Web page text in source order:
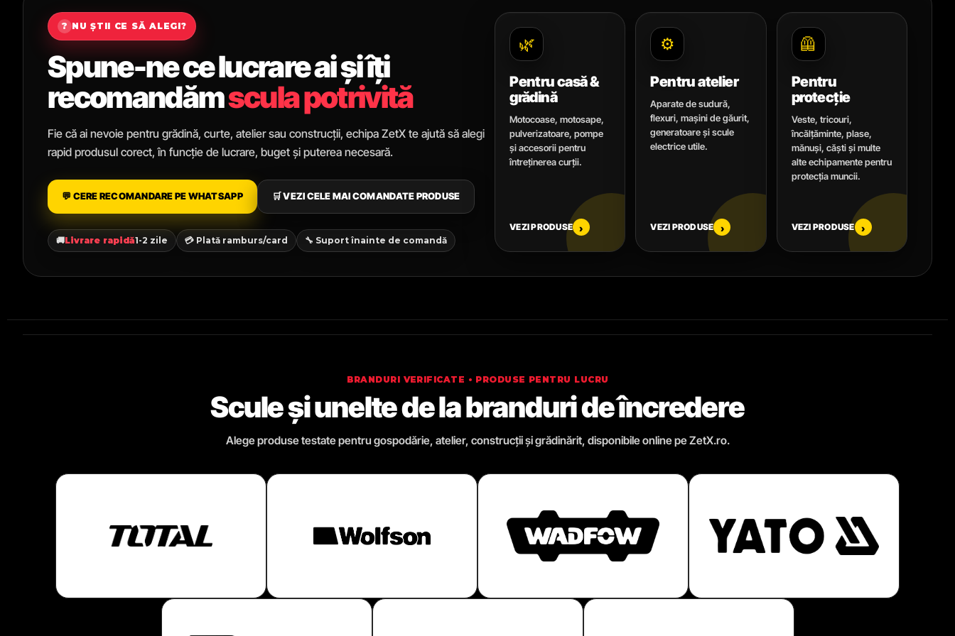
? NU ȘTII CE SĂ ALEGI?
Spune-ne ce lucrare ai și îți
recomandămscula potrivită
Fie că ai nevoie pentru grădină, curte, atelier sau construcții, echipa ZetX te ajută să alegi
rapid produsul corect, în funcție de lucrare, buget și puterea necesară.
💬 CERE RECOMANDARE PE WHATSAPP 🛒 VEZI CELE MAI COMANDATE PRODUSE
🚚Livrare rapidă1-2 zile 💳 Plată ramburs/card 🔧 Suport înainte de comandă
🌿
Pentru casă &
grădină
Motocoase, motosape,
pulverizatoare, pompe
și accesorii pentru
întreținerea curții.
VEZI PRODUSE ›
⚙️
Pentru atelier
Aparate de sudură,
flexuri, mașini de găurit,
generatoare și scule
electrice utile.
VEZI PRODUSE ›
🦺
Pentru
protecție
Veste, tricouri,
încălțăminte, plase,
mănuși, căști și multe
alte echipamente pentru
protecția muncii.
VEZI PRODUSE ›
BRANDURI VERIFICATE • PRODUSE PENTRU LUCRU
Scule și unelte de la branduri de încredere
Alege produse testate pentru gospodărie, atelier, construcții și grădinărit, disponibile online pe ZetX.ro.